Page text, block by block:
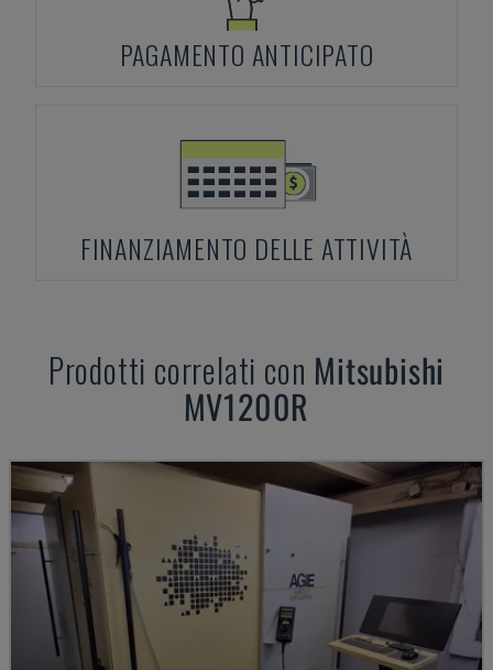
PAGAMENTO ANTICIPATO
FINANZIAMENTO DELLE ATTIVITÀ
Prodotti correlati con Mitsubishi
MV1200R